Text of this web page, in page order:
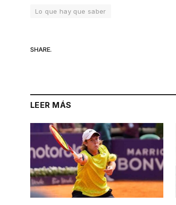
Lo que hay que saber
SHARE.
LEER MÁS